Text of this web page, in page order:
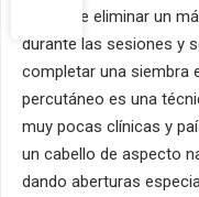
Se puede eliminar un
durante las sesiones y
completar una siembra
percutáneo es una
muy pocas clínicas y
un cabello de aspecto
dando aberturas